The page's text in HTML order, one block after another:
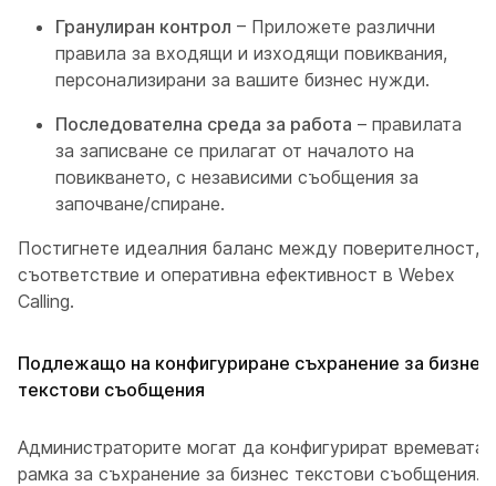
Гранулиран контрол – Приложете различни
правила за входящи и изходящи повиквания,
персонализирани за вашите бизнес нужди.
Последователна среда за работа – правилата
за записване се прилагат от началото на
повикването, с независими съобщения за
започване/спиране.
Постигнете идеалния баланс между поверителност,
съответствие и оперативна ефективност в Webex
Calling.
Подлежащо на конфигуриране съхранение за бизнес
текстови съобщения
Администраторите могат да конфигурират времевата
рамка за съхранение за бизнес текстови съобщения.